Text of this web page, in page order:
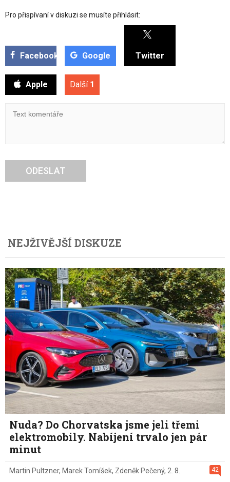
Pro přispívaní v diskuzi se musíte přihlásit:
Facebook Google Twitter
Apple Další 1
ODESLAT
NEJŽIVĚJŠÍ DISKUZE
Nuda? Do Chorvatska jsme jeli třemi
elektromobily. Nabíjení trvalo jen pár
minut
42
Martin Pultzner, Marek Tomíšek, Zdeněk Pečený, 2. 8.